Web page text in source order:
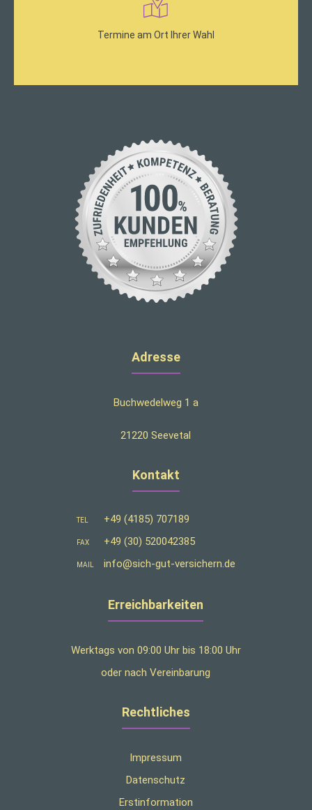
Termine am Ort Ihrer Wahl
Adresse
Buchwedelweg 1 a
21220 Seevetal
Kontakt
TEL +49 (4185) 707189
FAX +49 (30) 520042385
MAIL info@sich-gut-versichern.de
Erreichbarkeiten
Werktags von 09:00 Uhr bis 18:00 Uhr
oder nach Vereinbarung
Rechtliches
Impressum
Datenschutz
Erstinformation